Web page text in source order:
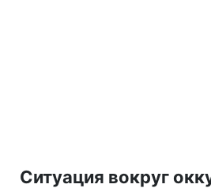
Ситуация вокруг